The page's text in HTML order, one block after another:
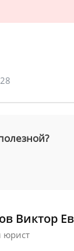
Виктор
юрист